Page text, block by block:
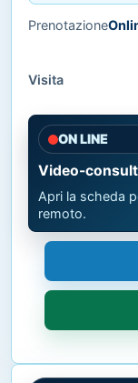
Prenotazione
Visita
ON LINE
Video-
Apri la scheda
remoto.